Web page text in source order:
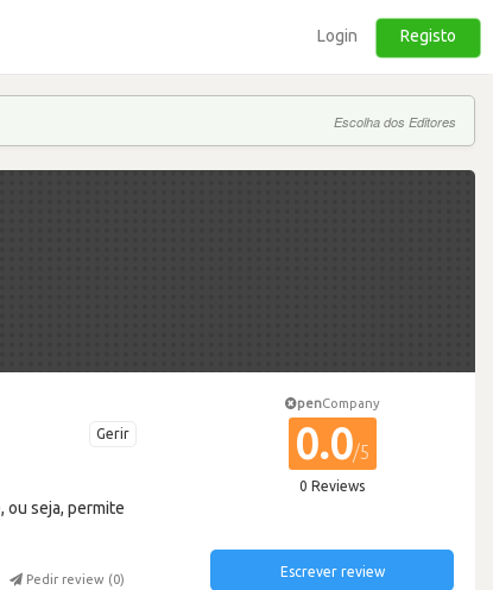
Login Registo
Escolha dos Editores
Gerir
ou seja, permite
Pedir review (0)
penCompany
0.0/5
0 Reviews
Escrever review